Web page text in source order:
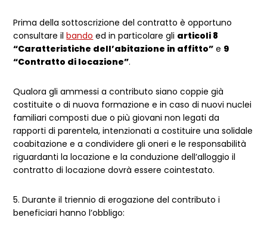
Prima della sottoscrizione del contratto è opportuno
consultare ilbando ed in particolare gli articoli 8
“Caratteristiche dell’abitazione in affitto” e 9
“Contratto di locazione”.
Qualora gli ammessi a contributo siano coppie già
costituite o di nuova formazione e in caso di nuovi nuclei
familiari composti due o più giovani non legati da
rapporti di parentela, intenzionati a costituire una solidale
coabitazione e a condividere gli oneri e le responsabilità
riguardanti la locazione e la conduzione dell’alloggio il
contratto di locazione dovrà essere cointestato.
5. Durante il triennio di erogazione del contributo i
beneficiari hanno l’obbligo: